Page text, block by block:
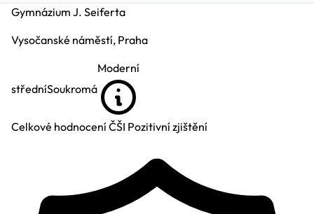
Gymnázium J. Seiferta
Vysočanské náměstí, Praha
středníSoukromá
Moderní
Celkové hodnocení ČŠI Pozitivní zjištění